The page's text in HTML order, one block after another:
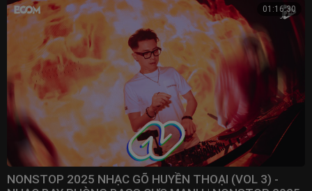
01:16:30
NONSTOP 2025 NHẠC GÕ HUYỀN THOẠI (VOL 3) -